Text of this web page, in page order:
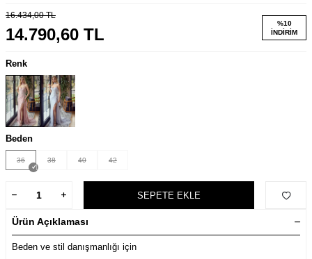
16.434,00TL
14.790,60 TL
%10
İNDIRIM
Renk
Beden
36 38 40 42
SEPETE EKLE
Ürün Açıklaması
Beden ve stil danışmanlığı için